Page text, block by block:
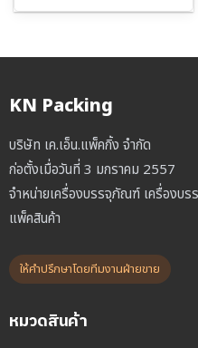
KN Packing
บริษัท เค.เอ็น.แพ็คกิ้ง จำกัด
ก่อตั้งเมื่อวันที่ 3 มกราคม 2557
จำหน่ายเครื่องบรรจุภัณฑ์ เครื่องบร
แพ็คสินค้า
ให้คำปรึกษาโดยทีมงานฝ่ายขาย
หมวดสินค้า